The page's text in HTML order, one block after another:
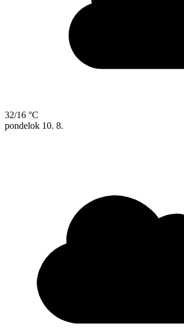
32/16 °C
pondelok 10. 8.